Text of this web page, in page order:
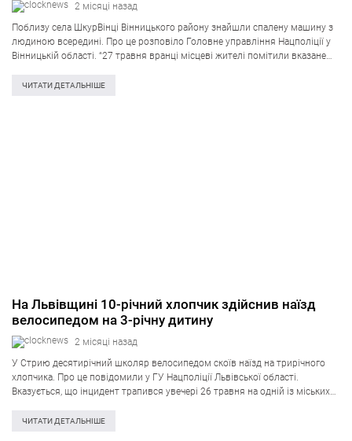
2 місяці назад
Поблизу села ШкурВінці Вінницького району знайшли спалену машину з
людиною всередині. Про це розповіло Головне управління Нацполіції у
Вінницькій області. “27 травня вранці місцеві жителі помітили вказане
легковика Skoda…
ЧИТАТИ ДЕТАЛЬНІШЕ
На Львівщині 10-річний хлопчик здійснив наїзд
велосипедом на 3-річну дитину
2 місяці назад
У Стрию десятирічний школяр велосипедом скоїв наїзд на трирічного
хлопчика. Про це повідомили у ГУ Нацполіції Львівської області.
Вказується, що інцидент трапився увечері 26 травня на одній із міських
Хлопчика доправили до…
ЧИТАТИ ДЕТАЛЬНІШЕ